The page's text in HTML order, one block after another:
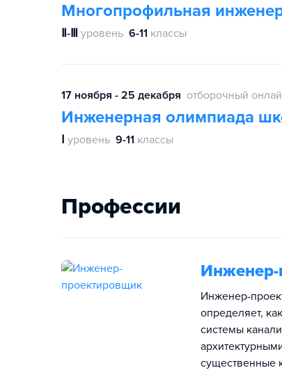
Многопрофильная
Ⅱ-Ⅲ уровень 6-11 классы
17 ноября - 25 декабря отборочный
Инженерная олимпиада
Ⅰ уровень 9-11 классы
Профессии
Инженер-
Инженер-
определяет,
системы
существенные